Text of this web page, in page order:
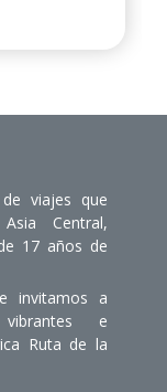
viajes que
Central,
17 años de
invitamos a
e
Ruta de la